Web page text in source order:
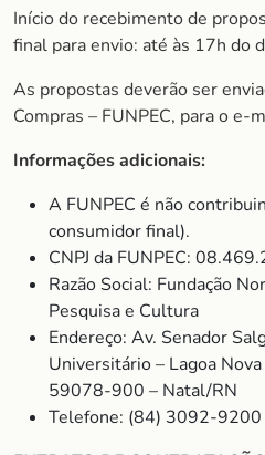
Início do recebimento de
final para envio: até às 17h do
As propostas deverão ser
Compras – FUNPEC, para o e-
Informações adicionais:
A FUNPEC é não
consumidor final).
CNPJ da FUNPEC:
Razão Social: Fundação
Pesquisa e Cultura
Endereço: Av. Senador
Universitário – Lagoa
59078-900 – Natal/RN
Telefone: (84) 3092-9200